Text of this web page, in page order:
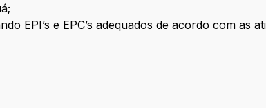
EPI’s e EPC’s adequados de acordo com as